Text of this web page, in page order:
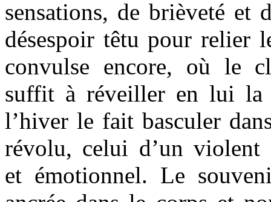
sensations, de brièveté et
désespoir têtu pour relier
convulse encore, où le
suffit à réveiller en lui
l’hiver le fait basculer
révolu, celui d’un violent
et émotionnel. Le